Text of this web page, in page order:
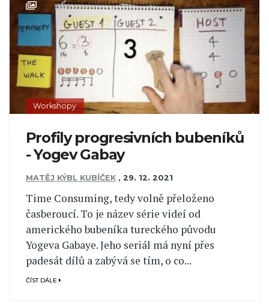
Workshopy
Profily progresivních bubeníků
- Yogev Gabay
MATĚJ KÝBL KUBÍČEK , 29. 12. 2021
Time Consuming, tedy volně přeloženo
časberoucí. To je název série videí od
amerického bubeníka tureckého původu
Yogeva Gabaye. Jeho seriál má nyní přes
padesát dílů a zabývá se tím, o co...
ČÍST DÁLE